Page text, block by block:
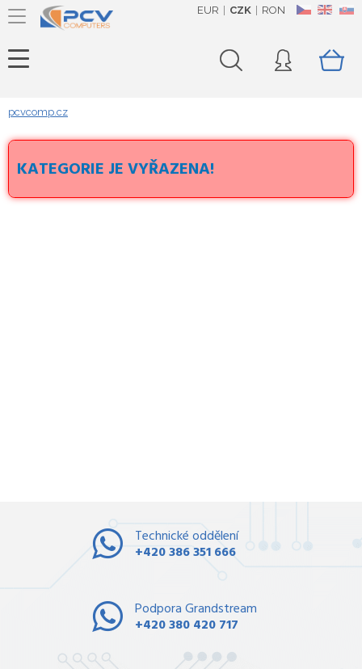
CZ EN SK
EUR CZK RON
pcvcomp.cz
KATEGORIE JE VYŘAZENA!
Technické oddělení
+420 386 351 666
Podpora Grandstream
+420 380 420 717